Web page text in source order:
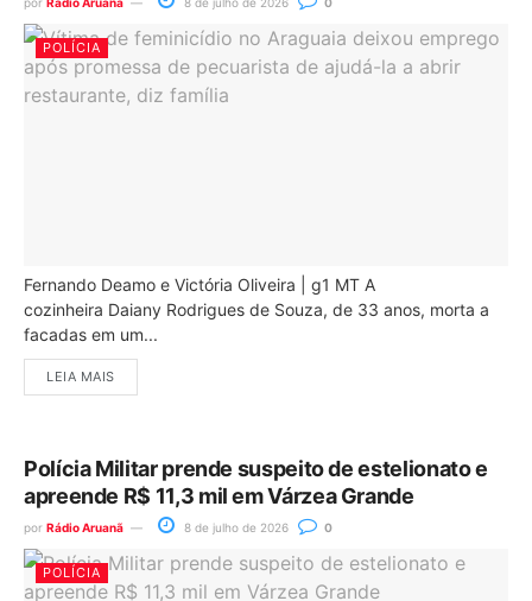
POLÍCIA
Fernando Deamo e Victória Oliveira | g1 MT A
cozinheira Daiany Rodrigues de Souza, de 33 anos, morta a
facadas em um...
LEIA MAIS
Polícia Militar prende suspeito de estelionato e
apreende R$ 11,3 mil em Várzea Grande
por Rádio Aruanã 8 de julho de 2026 0
POLÍCIA